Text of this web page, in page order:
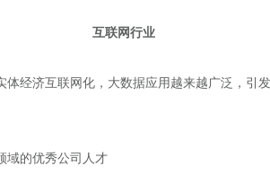
互联网行业
经济互联网化，大数据应用越来越广泛，引
域的优秀公司人才